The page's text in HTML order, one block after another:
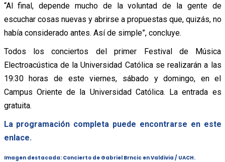
“Al final, depende mucho de la voluntad de la gente de
escuchar cosas nuevas y abrirse a propuestas que, quizás, no
había considerado antes. Así de simple”, concluye.
Todos los conciertos del primer Festival de Música
Electroacústica de la Universidad Católica se realizarán a las
19:30 horas de este viernes, sábado y domingo, en el
Campus Oriente de la Universidad Católica. La entrada es
gratuita.
La programación completa puede encontrarse en este
enlace.
Imagen destacada: Concierto de Gabriel Brncic en Valdivia / UACH.